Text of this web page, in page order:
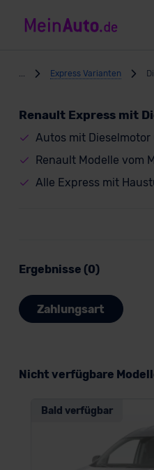
Express Varianten
Renault Express mit
Autos mit Dieselmotor
Renault Modelle vom
Alle Express mit
Ergebnisse (0)
Zahlungsart
Nicht verfügbare
Bald verfügbar